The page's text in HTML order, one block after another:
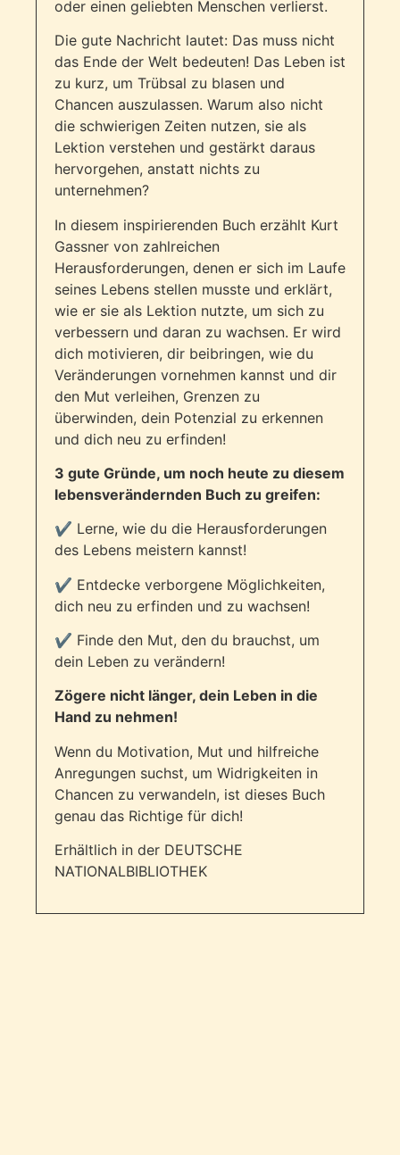
oder einen geliebten Menschen verlierst.
Die gute Nachricht lautet: Das muss nicht
das Ende der Welt bedeuten! Das Leben ist
zu kurz, um Trübsal zu blasen und
Chancen auszulassen. Warum also nicht
die schwierigen Zeiten nutzen, sie als
Lektion verstehen und gestärkt daraus
hervorgehen, anstatt nichts zu
unternehmen?
In diesem inspirierenden Buch erzählt Kurt
Gassner von zahlreichen
Herausforderungen, denen er sich im Laufe
seines Lebens stellen musste und erklärt,
wie er sie als Lektion nutzte, um sich zu
verbessern und daran zu wachsen. Er wird
dich motivieren, dir beibringen, wie du
Veränderungen vornehmen kannst und dir
den Mut verleihen, Grenzen zu
überwinden, dein Potenzial zu erkennen
und dich neu zu erfinden!
3 gute Gründe, um noch heute zu diesem
lebensverändernden Buch zu greifen:
✔️ Lerne, wie du die Herausforderungen
des Lebens meistern kannst!
✔️ Entdecke verborgene Möglichkeiten,
dich neu zu erfinden und zu wachsen!
✔️ Finde den Mut, den du brauchst, um
dein Leben zu verändern!
Zögere nicht länger, dein Leben in die
Hand zu nehmen!
Wenn du Motivation, Mut und hilfreiche
Anregungen suchst, um Widrigkeiten in
Chancen zu verwandeln, ist dieses Buch
genau das Richtige für dich!
Erhältlich in der DEUTSCHE
NATIONALBIBLIOTHEK